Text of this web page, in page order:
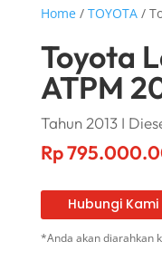
Home/ TOYOTA/
Toyota
ATPM
Tahun 2013 I
Rp
Hubungi Kami
*Anda akan diarahkan